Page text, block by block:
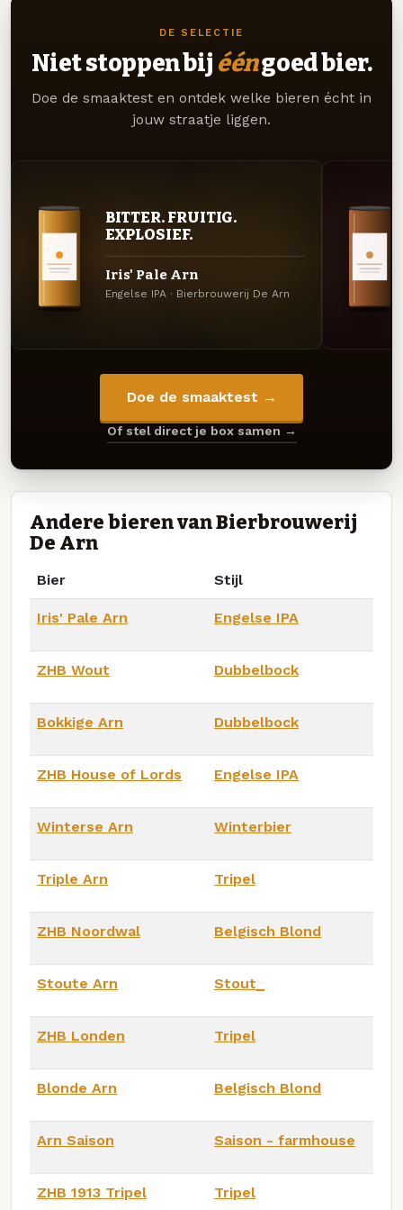
DE SELECTIE
Niet stoppen bij ééngoed bier.
Doe de smaaktest en ontdek welke bieren écht in
jouw straatje liggen.
BITTER. FRUITIG.
EXPLOSIEF.
Iris' Pale Arn
Engelse IPA · Bierbrouwerij De Arn
Doe de smaaktest →
Of stel direct je box samen →
Andere bieren van Bierbrouwerij
De Arn
Bier Stijl
Iris' Pale Arn Engelse IPA
ZHB Wout Dubbelbock
Bokkige Arn Dubbelbock
ZHB House of Lords Engelse IPA
Winterse Arn Winterbier
Triple Arn Tripel
ZHB Noordwal Belgisch Blond
Stoute Arn Stout_
ZHB Londen Tripel
Blonde Arn Belgisch Blond
Arn Saison Saison - farmhouse
ZHB 1913 Tripel Tripel